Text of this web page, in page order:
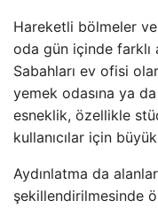
Hareketli bölmeler
oda gün içinde farklı
Sabahları ev ofisi
yemek odasına ya
esneklik, özellikle
kullanıcılar için
Aydınlatma da
şekillendirilmesinde